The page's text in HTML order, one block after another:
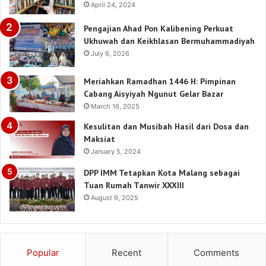
April 24, 2024
Pengajian Ahad Pon Kalibening Perkuat
Ukhuwah dan Keikhlasan Bermuhammadiyah
July 6, 2026
Meriahkan Ramadhan 1446 H: Pimpinan
Cabang Aisyiyah Ngunut Gelar Bazar
March 16, 2025
Kesulitan dan Musibah Hasil dari Dosa dan
Maksiat
January 5, 2024
DPP IMM Tetapkan Kota Malang sebagai
Tuan Rumah Tanwir XXXIII
August 9, 2025
Popular Recent Comments